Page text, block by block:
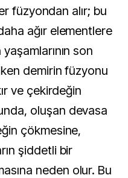
füzyondan alır; bu
ağır elementlere
son
demirin füzyonu
ve çekirdeğin
oluşan devasa
çökmesine,
şiddetli bir
neden olur. Bu